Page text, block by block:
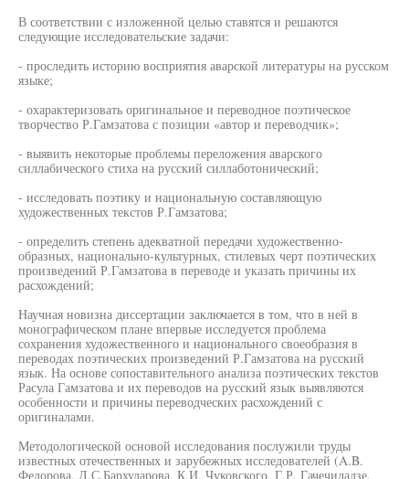
В соответствии с изложенной целью ставятся и решаются
следующие исследовательские задачи:
- проследить историю восприятия аварской литературы на русском
языке;
- охарактеризовать оригинальное и переводное поэтическое
творчество Р.Гамзатова с позиции «автор и переводчик»;
- выявить некоторые проблемы переложения аварского
силлабического стиха на русский силлаботонический;
- исследовать поэтику и национальную составляющую
художественных текстов Р.Гамзатова;
- определить степень адекватной передачи художественно-
образных, национально-культурных, стилевых черт поэтических
произведений Р.Гамзатова в переводе и указать причины их
расхождений;
Научная новизна диссертации заключается в том, что в ней в
монографическом плане впервые исследуется проблема
сохранения художественного и национального своеобразия в
переводах поэтических произведений Р.Гамзатова на русский
язык. На основе сопоставительного анализа поэтических текстов
Расула Гамзатова и их переводов на русский язык выявляются
особенности и причины переводческих расхождений с
оригиналами.
Методологической основой исследования послужили труды
известных отечественных и зарубежных исследователей (A.B.
Федорова, Л.С.Бархударова, К.И. Чуковского, Г.Р. Гачечиладзе,